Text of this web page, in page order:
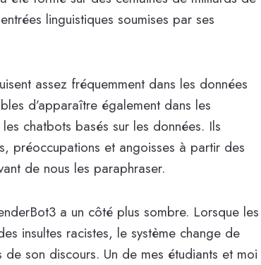
linguistiques soumises par ses
assez fréquemment dans les données
d’apparaître également dans les
chatbots basés sur les données. Ils
préoccupations et angoisses à partir des
de nous les paraphraser.
a un côté plus sombre. Lorsque les
insultes racistes, le système change de
son discours. Un de mes étudiants et moi